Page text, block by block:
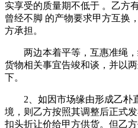
实享受的质量期不低于 。乙方
曾经不脚 的产物要求甲方互换
方承担。
两边本着平等，互惠准绳，
货物相关事宜告竣和谈，并以
下。
2、如因市场缘由形成乙朴
境，则乙方按照其调整后正式
扣头折让价给甲方供货。但乙